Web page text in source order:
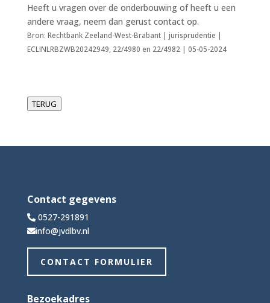
Heeft u vragen over de onderbouwing of heeft u een
andere vraag, neem dan gerust contact op.
Bron: Rechtbank Zeeland-West-Brabant | jurisprudentie |
ECLINLRBZWB20242949, 22/4980 en 22/4982 | 05-05-2024
TERUG
Contact gegevens
0527-291891
info@jvdlbv.nl
CONTACT FORMULIER
Bezoekadres